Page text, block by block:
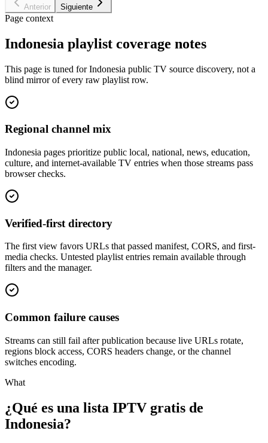
Anterior Siguiente
Page context
Indonesia playlist coverage notes
This page is tuned for Indonesia public TV source discovery, not a
blind mirror of every raw playlist row.
Regional channel mix
Indonesia pages prioritize public local, national, news, education,
culture, and internet-available TV entries when those streams pass
browser checks.
Verified-first directory
The first view favors URLs that passed manifest, CORS, and first-
media checks. Untested playlist entries remain available through
filters and the manager.
Common failure causes
Streams can still fail after publication because live URLs rotate,
regions block access, CORS headers change, or the channel
switches encoding.
What
¿Qué es una lista IPTV gratis de
Indonesia?